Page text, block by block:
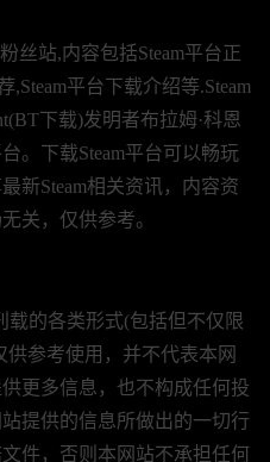
丝站,内容包括Steam平台正
,Steam平台下载介绍等.Steam
下载)发明者布拉姆·科恩
。下载Steam平台可以畅玩
新Steam相关资讯，内容资
关，仅供参考。
载的各类形式(包括但不仅限
参考使用，并不代表本网
更多信息，也不构成任何投
提供的信息所做出的一切行
件，否则本网站不承担任何